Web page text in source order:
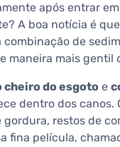
após entrar
A boa notícia é
de
maneira mais
cheiro do esgoto e
dentro dos
restos de
fina película,